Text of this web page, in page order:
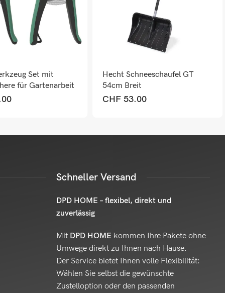
Set mit
für Gartenarbeit
Hecht Schneeschaufel GT
54cm Breit
CHF 53.00
Schneller Versand
DPD HOME – flexibel, direkt und
zuverlässig
Mit DPD HOME kommen Ihre Pakete ohne
Umwege direkt zu Ihnen nach Hause.
Der Service bietet Ihnen volle Flexibilität:
Wählen Sie selbst die gewünschte
Zustelloption oder den passenden